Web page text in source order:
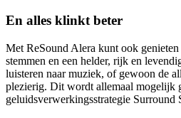
En alles klinkt beter
Met ReSound Alera kunt ook
stemmen en een helder, rijk en
luisteren naar muziek, of gewoon de
plezierig. Dit wordt allemaal mogelijk
geluidsverwerkingsstrategie Surround